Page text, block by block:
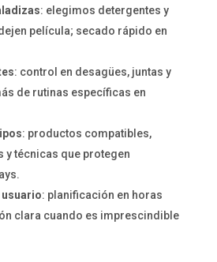
: elegimos detergentes y
película; secado rápido en
: control en desagües, juntas y
de rutinas específicas en
: productos compatibles,
y técnicas que protegen
usuario: planificación en horas
clara cuando es imprescindible